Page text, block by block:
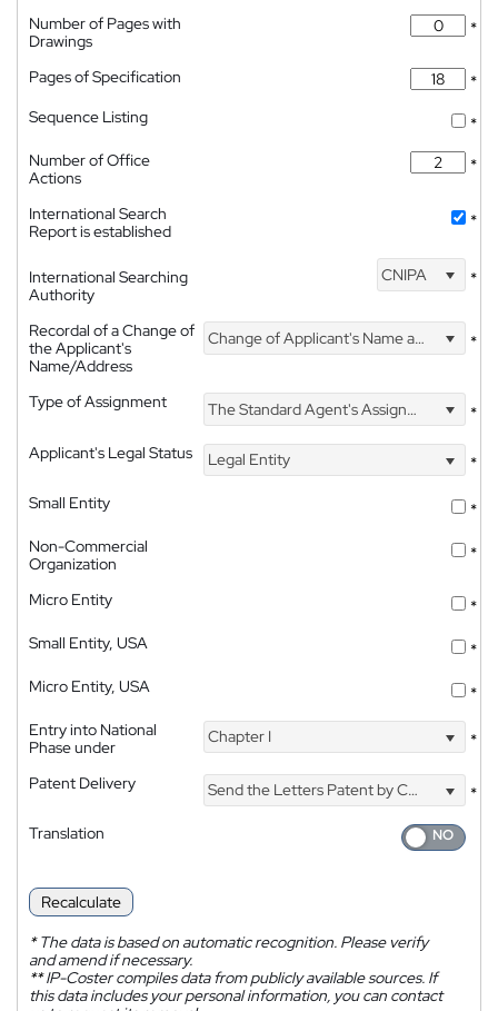
Number of Pages with
Drawings
*
Pages of Specification
*
Sequence Listing
*
Number of Office
Actions
*
International Search
Report is established
*
International Searching
Authority
CNIPA *
Recordal of a Change of
the Applicant's
Name/Address
Change of Applicant's Name and Address *
Type of Assignment The Standard Agent's Assignment
*
Applicant's Legal Status
Legal Entity
*
Small Entity
*
Non-Commercial
Organization
*
Micro Entity
*
Small Entity, USA
*
Micro Entity, USA
*
Entry into National
Phase under
Chapter I *
Patent Delivery Send the Letters Patent by Courier
*
Translation
Recalculate
*The data is based on automatic recognition. Please verify
and amend if necessary.
**IP-Coster compiles data from publicly available sources. If
this data includes your personal information, you can contact